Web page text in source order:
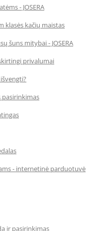
- JOSERA
klasės kačių maistas
šuns mitybai - JOSERA
privalumai
- internetinė parduotuvė
ir pasirinkimas